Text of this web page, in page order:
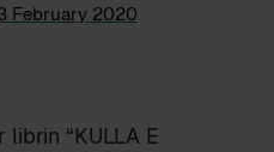
February 2020
librin “KULLA E